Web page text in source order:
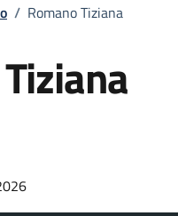
/ Romano Tiziana